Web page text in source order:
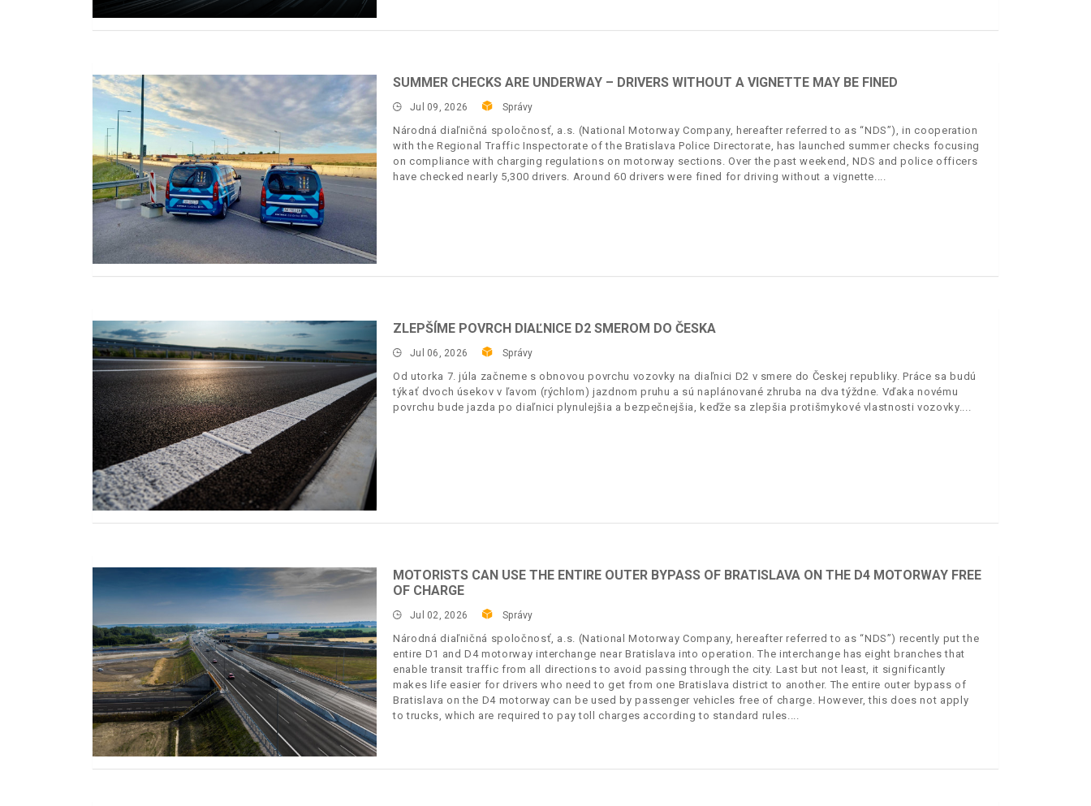
SUMMER CHECKS ARE UNDERWAY – DRIVERS WITHOUT A VIGNETTE MAY BE FINED
Jul 09, 2026 Správy
Národná diaľničná spoločnosť, a.s. (National Motorway Company, hereafter referred to as “NDS”), in cooperation
with the Regional Traffic Inspectorate of the Bratislava Police Directorate, has launched summer checks focusing
on compliance with charging regulations on motorway sections. Over the past weekend, NDS and police officers
have checked nearly 5,300 drivers. Around 60 drivers were fined for driving without a vignette.
ZLEPŠÍME POVRCH DIAĽNICE D2 SMEROM DO ČESKA
Jul 06, 2026 Správy
Od utorka 7. júla začneme s obnovou povrchu vozovky na diaľnici D2 v smere do Českej republiky. Práce sa budú
týkať dvoch úsekov v ľavom (rýchlom) jazdnom pruhu a sú naplánované zhruba na dva týždne. Vďaka novému
povrchu bude jazda po diaľnici plynulejšia a bezpečnejšia, keďže sa zlepšia protišmykové vlastnosti vozovky.
MOTORISTS CAN USE THE ENTIRE OUTER BYPASS OF BRATISLAVA ON THE D4 MOTORWAY FREE
OF CHARGE
Jul 02, 2026 Správy
Národná diaľničná spoločnosť, a.s. (National Motorway Company, hereafter referred to as “NDS”) recently put the
entire D1 and D4 motorway interchange near Bratislava into operation. The interchange has eight branches that
enable transit traffic from all directions to avoid passing through the city. Last but not least, it significantly
makes life easier for drivers who need to get from one Bratislava district to another. The entire outer bypass of
Bratislava on the D4 motorway can be used by passenger vehicles free of charge. However, this does not apply
to trucks, which are required to pay toll charges according to standard rules.